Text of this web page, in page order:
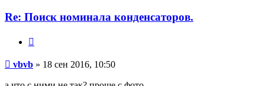
Re: Поиск номинала конденсаторов.
Сообщение
vbvb » 18 сен 2016, 10:50